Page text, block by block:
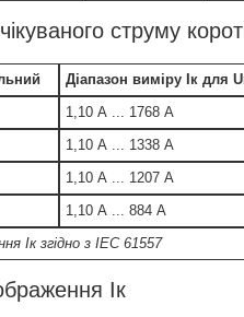
струму
Діапазон виміру Iк для
1,10 А ... 1768 А
1,10 А ... 1338 А
1,10 А ... 1207 А
1,10 А ... 884 А
Iк згідно з IEC 61557
Iк